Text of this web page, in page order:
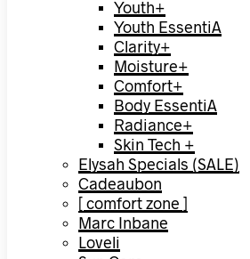
Youth+
Youth EssentiA
Clarity+
Moisture+
Comfort+
Body EssentiA
Radiance+
Skin Tech +
Elysah Specials (SALE)
Cadeaubon
[ comfort zone ]
Marc Inbane
Loveli